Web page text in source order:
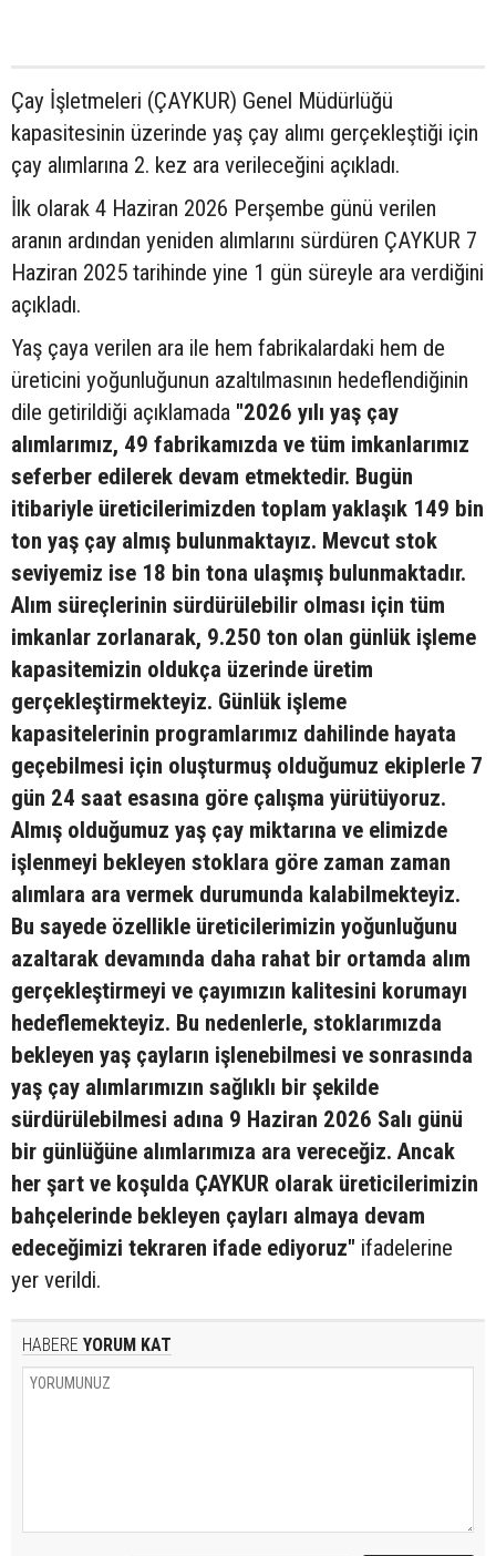
Çay İşletmeleri (ÇAYKUR) Genel Müdürlüğü
kapasitesinin üzerinde yaş çay alımı gerçekleştiği için
çay alımlarına 2. kez ara verileceğini açıkladı.
İlk olarak 4 Haziran 2026 Perşembe günü verilen
aranın ardından yeniden alımlarını sürdüren ÇAYKUR 7
Haziran 2025 tarihinde yine 1 gün süreyle ara verdiğini
açıkladı.
Yaş çaya verilen ara ile hem fabrikalardaki hem de
üreticini yoğunluğunun azaltılmasının hedeflendiğinin
dile getirildiği açıklamada "2026 yılı yaş çay
alımlarımız, 49 fabrikamızda ve tüm imkanlarımız
seferber edilerek devam etmektedir. Bugün
itibariyle üreticilerimizden toplam yaklaşık 149 bin
ton yaş çay almış bulunmaktayız. Mevcut stok
seviyemiz ise 18 bin tona ulaşmış bulunmaktadır.
Alım süreçlerinin sürdürülebilir olması için tüm
imkanlar zorlanarak, 9.250 ton olan günlük işleme
kapasitemizin oldukça üzerinde üretim
gerçekleştirmekteyiz. Günlük işleme
kapasitelerinin programlarımız dahilinde hayata
geçebilmesi için oluşturmuş olduğumuz ekiplerle 7
gün 24 saat esasına göre çalışma yürütüyoruz.
Almış olduğumuz yaş çay miktarına ve elimizde
işlenmeyi bekleyen stoklara göre zaman zaman
alımlara ara vermek durumunda kalabilmekteyiz.
Bu sayede özellikle üreticilerimizin yoğunluğunu
azaltarak devamında daha rahat bir ortamda alım
gerçekleştirmeyi ve çayımızın kalitesini korumayı
hedeflemekteyiz. Bu nedenlerle, stoklarımızda
bekleyen yaş çayların işlenebilmesi ve sonrasında
yaş çay alımlarımızın sağlıklı bir şekilde
sürdürülebilmesi adına 9 Haziran 2026 Salı günü
bir günlüğüne alımlarımıza ara vereceğiz. Ancak
her şart ve koşulda ÇAYKUR olarak üreticilerimizin
bahçelerinde bekleyen çayları almaya devam
edeceğimizi tekraren ifade ediyoruz" ifadelerine
yer verildi.
HABERE YORUM KAT